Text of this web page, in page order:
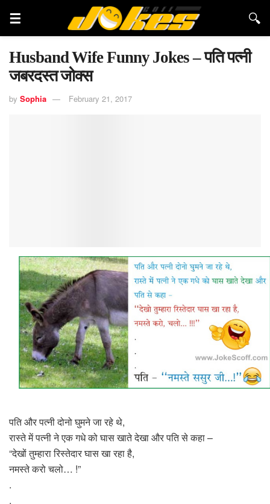
Husband Wife Funny Jokes – पति पत्नी
जबरदस्त जोक्स
by Sophia February 21, 2017
पति और पत्नी दोनो घुमने जा रहे थे,
रास्ते में पत्नी ने एक गधे को घास खाते देखा और पति से कहा –
“देखों तुम्हारा रिस्तेदार घास खा रहा है,
नमस्ते करो चलो… !”
.
.